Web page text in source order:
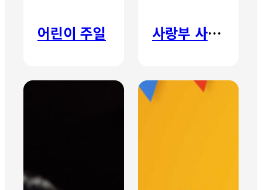
어린이 주일 사랑부 사랑주일